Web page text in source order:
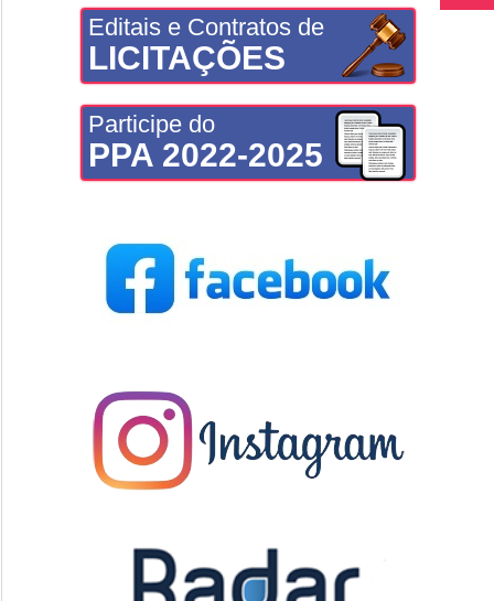
Editais e Contratos de
LICITAÇÕES
Participe do
PPA 2022-2025